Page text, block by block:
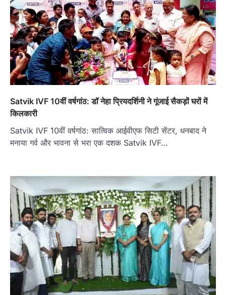
Satvik IVF 10वीं वर्षगांठ: डॉ नेहा प्रियदर्शिनी ने गूंजाई सैकड़ों घरों में
किलकारी
Satvik IVF 10वीं वर्षगांठ: सात्विक आईवीएफ सिटी सेंटर, धनबाद ने
मनाया गर्व और भावना से भरा एक दशक Satvik IVF…